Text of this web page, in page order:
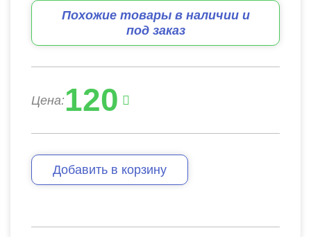
Похожие товары в наличии и
под заказ
Цена:120
Добавить в корзину